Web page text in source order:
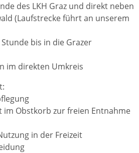
des LKH Graz und direkt neben
(Laufstrecke führt an unserem
bis in die Grazer
im direkten Umkreis
im Obstkorb zur freien Entnahme
in der Freizeit